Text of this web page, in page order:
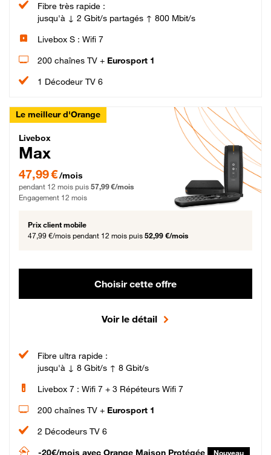
Fibre très rapide :
jusqu'à ↓ 2 Gbit/s partagés ↑ 800 Mbit/s
Livebox S : Wifi 7
200 chaînes TV + Eurosport 1
1 Décodeur TV 6
Le meilleur d'Orange
Livebox Max Fibre
Livebox
Max
47,99 € par mois pendant 12 mois puis 57,99 € par mois, Engagement 12 mois
47,99 €/mois
pendant 12 mois puis 57,99 €/mois
Engagement 12 mois
Prix client mobile
47,99 €/mois pendant 12 mois puis 52,99 €/mois
Choisir cette offre
Voir le détail
Fibre ultra rapide :
jusqu'à ↓ 8 Gbit/s ↑ 8 Gbit/s
Livebox 7 : Wifi 7 + 3 Répéteurs Wifi 7
200 chaînes TV + Eurosport 1
2 Décodeurs TV 6
-20€/mois avec Orange Maison Protégée Nouveau